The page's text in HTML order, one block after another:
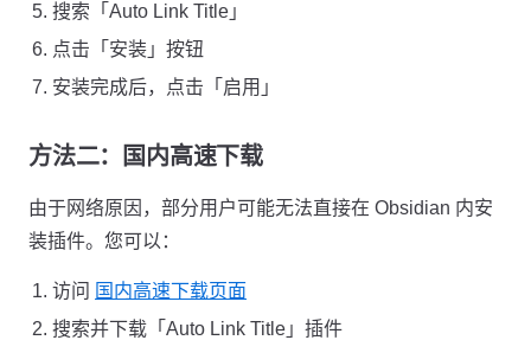
搜索「Auto Link Title」
点击「安装」按钮
安装完成后，点击「启用」
方法二：国内高速下载
由于网络原因，部分用户可能无法直接在 Obsidian 内安
装插件。您可以：
访问 国内高速下载页面
搜索并下载「Auto Link Title」插件